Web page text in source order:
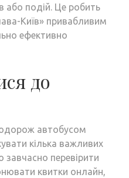
або подій. Це робить
Київ» привабливим
ефективно
до
автобусом
кілька важливих
перевірити
квитки онлайн,